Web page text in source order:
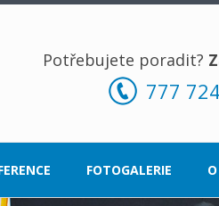
Potřebujete poradit?
777
FOTOGALERIE